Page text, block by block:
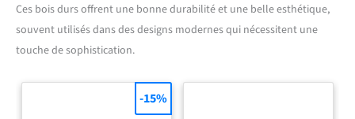
Ces bois durs offrent une bonne durabilité et une belle esthétique,
souvent utilisés dans des designs modernes qui nécessitent une
touche de sophistication.
-15%